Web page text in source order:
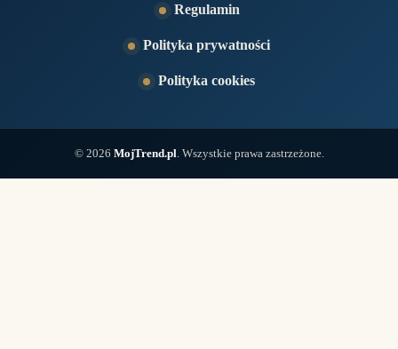
Regulamin
Polityka prywatności
Polityka cookies
© 2026 MojTrend.pl . Wszystkie prawa zastrzeżone.